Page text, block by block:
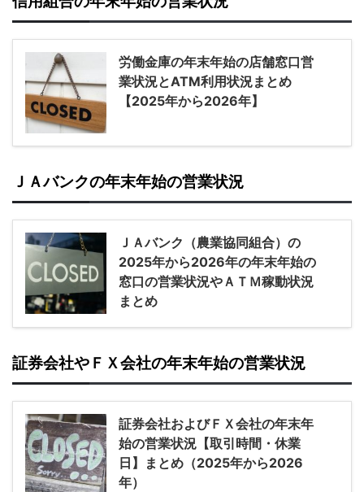
労働金庫の年末年始の店舗窓口営
業状況とATM利用状況まとめ
【2025年から2026年】
ＪＡバンクの年末年始の営業状況
ＪＡバンク（農業協同組合）の
2025年から2026年の年末年始の
窓口の営業状況やＡＴＭ稼動状況
まとめ
証券会社やＦＸ会社の年末年始の営業状況
証券会社およびＦＸ会社の年末年
始の営業状況【取引時間・休業
日】まとめ（2025年から2026
年）